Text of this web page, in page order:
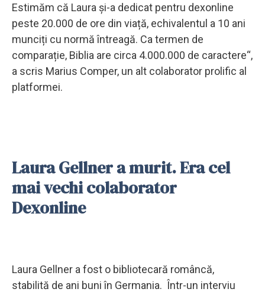
Estimăm că Laura și-a dedicat pentru dexonline
peste 20.000 de ore din viață, echivalentul a 10 ani
munciți cu normă întreagă. Ca termen de
comparație, Biblia are circa 4.000.000 de caractere“,
a scris Marius Comper, un alt colaborator prolific al
platformei.
Laura Gellner a murit. Era cel
mai vechi colaborator
Dexonline
Laura Gellner a fost o bibliotecară româncă,
stabilită de ani buni în Germania. Într-un interviu